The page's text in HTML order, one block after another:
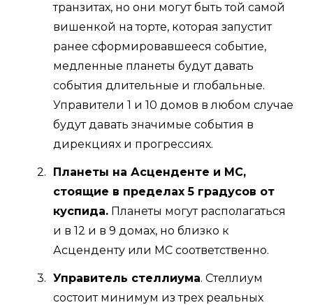
транзитах, но они могут быть той самой
вишенкой на торте, которая запустит
ранее сформировавшееся событие,
медленные планеты будут давать
события длительные и глобальные.
Управители 1 и 10 домов в любом случае
будут давать значимые события в
дирекциях и прогрессиях.
Планеты на Асценденте и МС,
стоящие в пределах 5 градусов от
куспида. Планеты могут располагаться
и в 12 и в 9 домах, но близко к
Асценденту или МС соответственно.
Управитель стеллиума. Стеллиум
состоит минимум из трех реальных